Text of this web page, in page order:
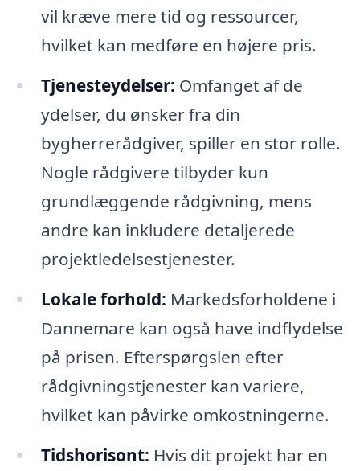
vil kræve mere tid og ressourcer,
hvilket kan medføre en højere pris.
Tjenesteydelser: Omfanget af de
ydelser, du ønsker fra din
bygherrerådgiver, spiller en stor rolle.
Nogle rådgivere tilbyder kun
grundlæggende rådgivning, mens
andre kan inkludere detaljerede
projektledelsestjenester.
Lokale forhold: Markedsforholdene i
Dannemare kan også have indflydelse
på prisen. Efterspørgslen efter
rådgivningstjenester kan variere,
hvilket kan påvirke omkostningerne.
Tidshorisont: Hvis dit projekt har en